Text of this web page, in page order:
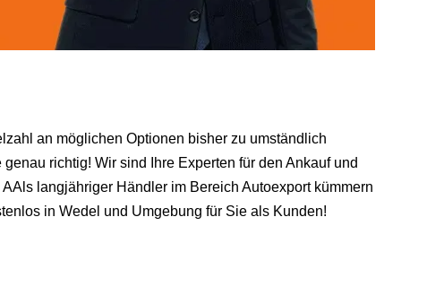
an möglichen Optionen bisher zu umständlich
richtig! Wir sind Ihre Experten für den Ankauf und
langjähriger Händler im Bereich Autoexport kümmern
in Wedel und Umgebung für Sie als Kunden!